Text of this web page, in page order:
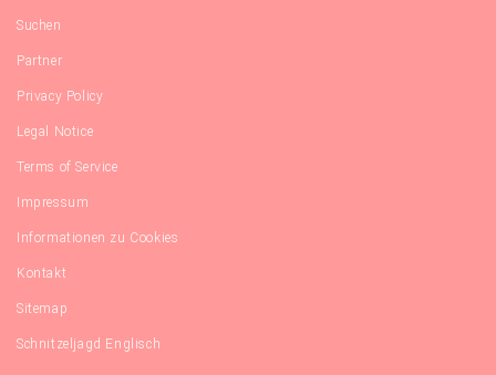
Suchen
Partner
Privacy Policy
Legal Notice
Terms of Service
Impressum
Informationen zu Cookies
Kontakt
Sitemap
Schnitzeljagd Englisch